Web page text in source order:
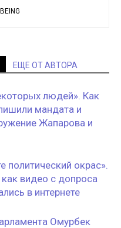
ЕЩЕ ОТ АВТОРА
людей». Как
мандата и
Жапарова и
политический окрас».
видео с допроса
в интернете
Омурбек